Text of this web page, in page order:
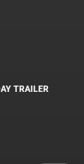
TRAILER